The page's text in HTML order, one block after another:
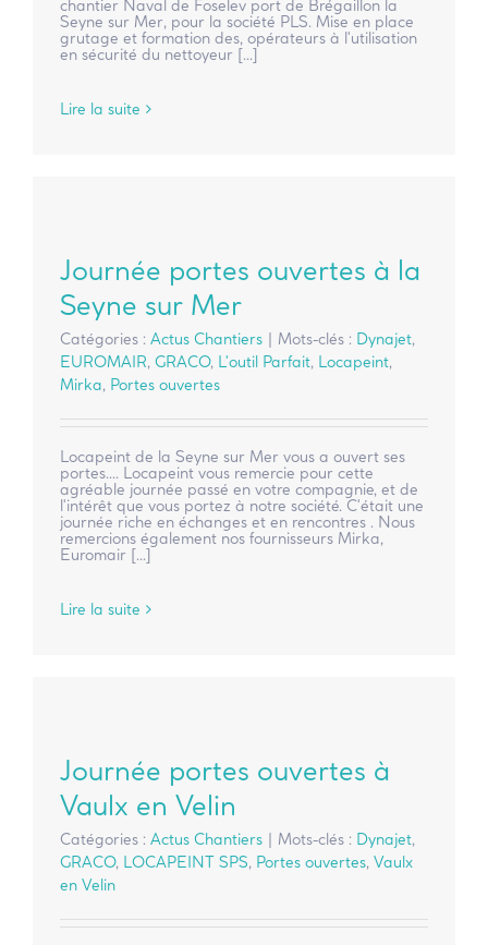
chantier Naval de Foselev port de Brégaillon la
Seyne sur Mer, pour la société PLS. Mise en place
grutage et formation des, opérateurs à l'utilisation
en sécurité du nettoyeur [...]
Lire la suite
Journée portes ouvertes à la
Seyne sur Mer
Catégories : Actus Chantiers | Mots-clés : Dynajet,
EUROMAIR, GRACO, L'outil Parfait, Locapeint,
Mirka, Portes ouvertes
Locapeint de la Seyne sur Mer vous a ouvert ses
portes.... Locapeint vous remercie pour cette
agréable journée passé en votre compagnie, et de
l'intérêt que vous portez à notre société. C'était une
journée riche en échanges et en rencontres . Nous
remercions également nos fournisseurs Mirka,
Euromair [...]
Lire la suite
Journée portes ouvertes à
Vaulx en Velin
Catégories : Actus Chantiers | Mots-clés : Dynajet,
GRACO, LOCAPEINT SPS, Portes ouvertes, Vaulx
en Velin